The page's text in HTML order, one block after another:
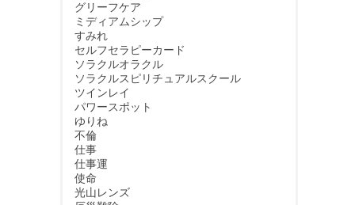
グリーフケア
ミディアムシップ
すみれ
セルフセラピーカード
ソラクルオラクル
ソラクルスピリチュアルスクール
ツインレイ
パワースポット
ゆりね
不倫
仕事
仕事運
使命
光山レンズ